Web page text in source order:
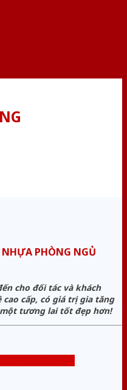
PHÒNG NGỦ
cho đối tác và khách
cấp, có giá trị gia tăng
tương lai tốt đẹp hơn!
tư vấn miễn phí: